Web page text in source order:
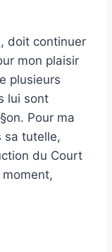
doit continuer
mon plaisir
plusieurs
lui sont
Pour ma
tutelle,
du Court